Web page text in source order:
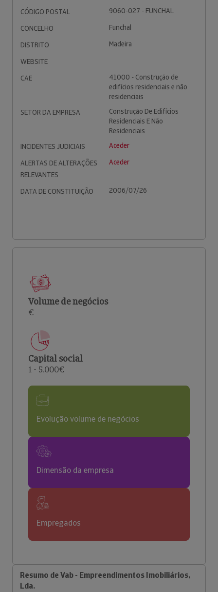
CÓDIGO POSTAL
9060-027 - FUNCHAL
CONCELHO
Funchal
DISTRITO
Madeira
WEBSITE
CAE
41000 - Construção de
edifícios residenciais e não
residenciais
SETOR DA EMPRESA
Construção De Edifícios
Residenciais E Não
Residenciais
INCIDENTES JUDICIAIS
Aceder
ALERTAS DE ALTERAÇÕES
RELEVANTES
Aceder
DATA DE CONSTITUIÇÃO 2006/07/26
Volume de negócios
€
Capital social
1 - 5.000€
Evolução volume de negócios
Dimensão da empresa
Empregados
Resumo de Vab - Empreendimentos Imobiliários,
Lda.